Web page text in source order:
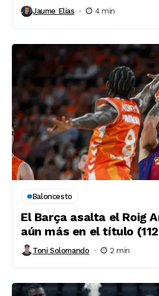
Jaume Elias 4 min
Baloncesto
El Barça asalta el Roig
aún más en el título
Toni Solomando 2 min